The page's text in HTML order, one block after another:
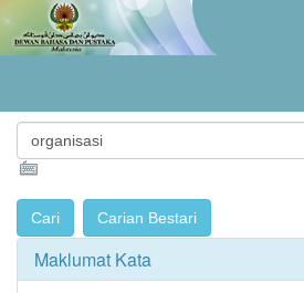
Maklumat Kata